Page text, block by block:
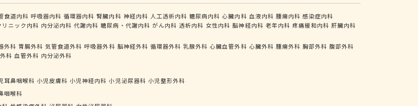
食道内科 呼吸器内科 循環器内科 腎臓内科 神経内科 人工透析内科 糖尿病内科 心臓内科 血液内科 腫瘍内科 感染症内科
ニック内科 内分泌内科 代謝内科 糖尿病・代謝内科 がん内科 透析内科 女性内科 脳神経内科 老年内科 疼痛緩和内科 肝臓内科
外科 胃腸外科 気管食道外科 呼吸器外科 脳神経外科 循環器外科 乳腺外科 心臓血管外科 心臓外科 腫瘍外科 胸部外科 腹部外科
科 血管外科 内分泌外科
耳鼻咽喉科 小児皮膚科 小児神経内科 小児泌尿器科 小児整形外科
咽喉科